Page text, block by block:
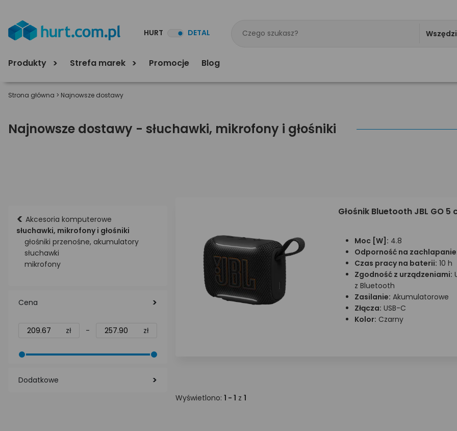
HURT DETAL
Produkty Strefa marek Promocje Blog
Strona główna > Najnowsze dostawy
Najnowsze dostawy - słuchawki, mikrofony i głośniki
< Akcesoria komputerowe
słuchawki, mikrofony i głośniki
głośniki przenośne, akumulatory
słuchawki
mikrofony
Cena
zł - zł
Dodatkowe
Głośnik Bluetooth JBL GO 5
Moc [W]: 4.8
Odporność na
Czas pracy na baterii: 10 h
Zgodność z urządzeniami:
z Bluetooth
Zasilanie: Akumulatorowe
Złącza: USB-C
Kolor: Czarny
Wyświetlono: 1 - 1 z 1